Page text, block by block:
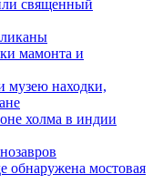
священный
мамонта и
музею находки,
холма в индии
обнаружена мостовая